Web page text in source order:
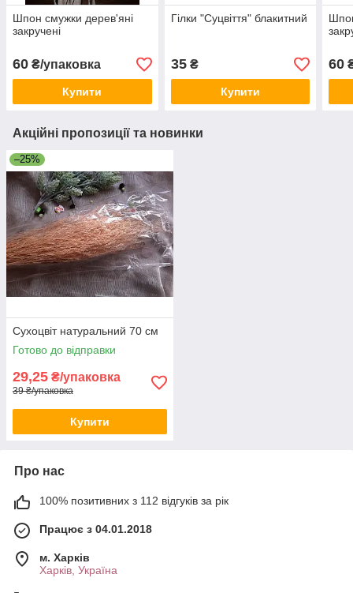
Шпон смужки дерев'яні
закручені
60 ₴/упаковка
Купити
Гілки "Суцвіття" блакитний
35₴
Купити
60
Акційні пропозиції та новинки
–25%
Сухоцвіт натуральний 70 см
Готово до відправки
29,25 ₴/упаковка
39 ₴/упаковка
Купити
Про нас
100% позитивних з 112 відгуків за рік
Працює з 04.01.2018
м. Харків
Харків, Україна